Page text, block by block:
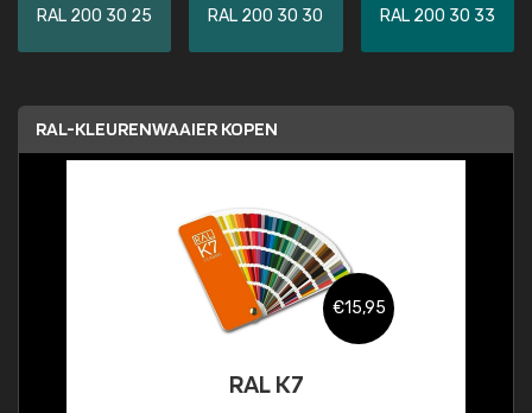
RAL 200 30 25 RAL 200 30 30 RAL 200 30 33
RAL-KLEURENWAAIER KOPEN
€15,95
RAL K7